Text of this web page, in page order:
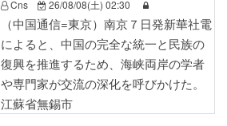
Cns 26/08/08(土) 02:30
（中国通信=東京）南京７日発新華社電
によると、中国の完全な統一と民族の
復興を推進するため、海峡両岸の学者
や専門家が交流の深化を呼びかけた。
江蘇省無錫市